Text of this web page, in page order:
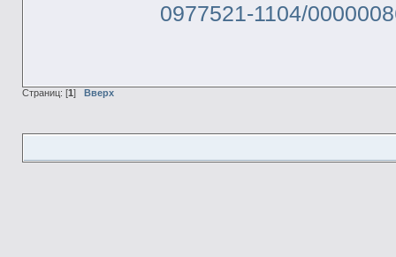
0977521-1104/
Страниц: [1 ] Вверх